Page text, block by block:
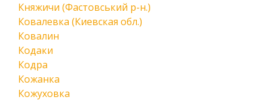
Княжичи (Фастовський р-н.)
Ковалевка (Киевская обл.)
Ковалин
Кодаки
Кодра
Кожанка
Кожуховка